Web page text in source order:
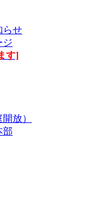
らせ
ジ
す]
放）
部